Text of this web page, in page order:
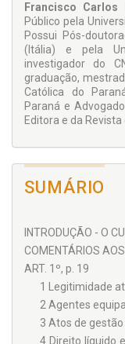
Francisco Carlos
Público pela
Possui Pós-
(Itália) e pela
investigador do
graduação,
Católica do
Paraná e
Editora e da Revista
SUMÁRIO
INTRODUÇÃO - O
COMENTÁRIOS
ART. 1º, p. 19
1 Legitimidade
2 Agentes
3 Atos de
4 Direito líquido